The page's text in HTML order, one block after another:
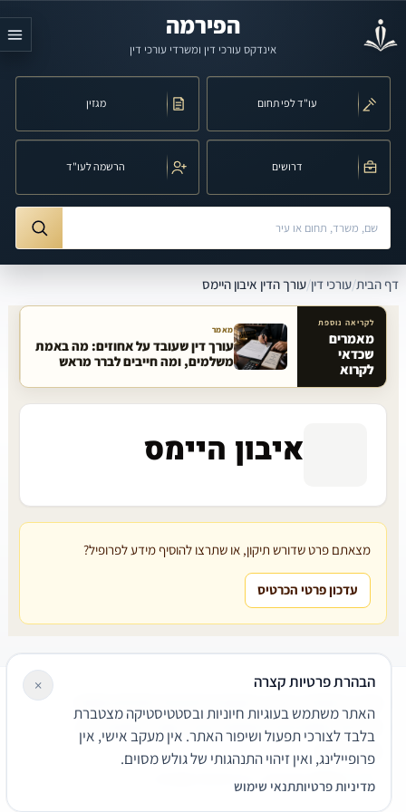
הפירמה
אינדקס עורכי דין ומשרדי עורכי דין
עו"ד לפי תחום מגזין
דרושים הרשמה לעו"ד
חיפוש לפי שם, משרד, תחום משפט או עיר
דף הבית/עורכי דין/עורך הדין איבון היימס
מאמרים קשורים באתר
לקריאה נוספת
מאמרים
שכדאי
לקרוא
מאמר
עורך דין שעובד על אחוזים: מה באמת
משלמים, ומה חייבים לברר מראש
איבון היימס
מצאתם פרט שדורש תיקון, או שתרצו להוסיף מידע לפרופיל?
עדכון פרטי הכרטיס
שירותים משפטיים
דרושים צור קשר נגישותפרטיות
תנאי שימוש
© 2026 הפירמה. כל הזכויות שמורות.
הבהרת פרטיות קצרה
האתר משתמש בעוגיות חיוניות ובסטטיסטיקה מצטברת
בלבד לצורכי תפעול ושיפור האתר. אין מעקב אישי, אין
פרופיילינג, ואין זיהוי התנהגותי של גולש מסוים.
מדיניות פרטיותתנאי שימוש
×